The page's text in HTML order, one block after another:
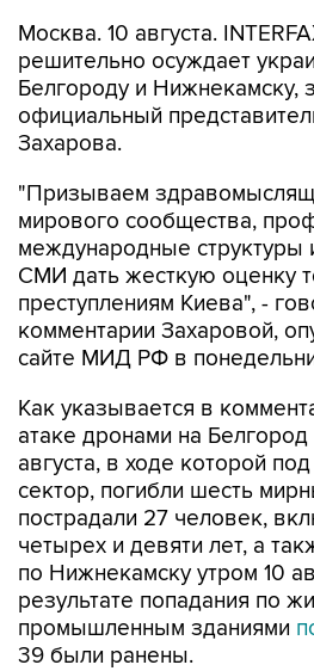
Москва. 10 августа.
решительно осуждает
Белгороду и Нижнекамску,
официальный
Захарова.
"Призываем
мирового сообщества,
международные структуры
СМИ дать жесткую оценку
преступлениям Киева", -
комментарии Захаровой,
сайте МИД РФ в
Как указывается в
атаке дронами на
августа, в ходе которой
сектор, погибли шесть
пострадали 27 человек,
четырех и девяти лет, а
по Нижнекамску утром 10
результате попадания по
промышленным зданиями
39 были ранены.